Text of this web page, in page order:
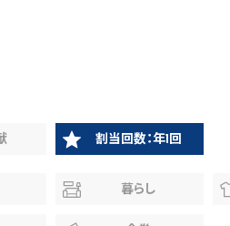
割当回数：年1回
暮らし